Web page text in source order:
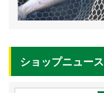
ショップニュース